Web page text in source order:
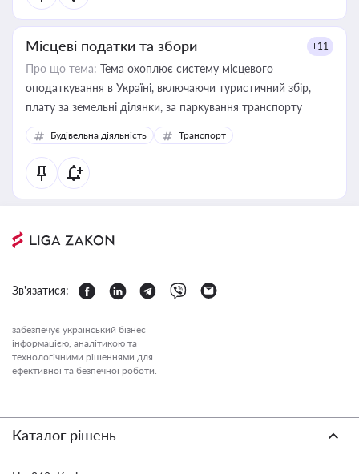
Місцеві податки та збори +11
Про що тема: Тема охоплює систему місцевого
оподаткування в Україні, включаючи туристичний збір,
плату за земельні ділянки, за паркування транспорту
Будівельна діяльність Транспорт
Зв'язатися:
забезпечує український бізнес
інформацією, аналітикою та
технологічними рішеннями для
ефективної та безпечної роботи.
Каталог рішень